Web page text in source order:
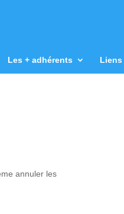
Les + adhérents
annuler les